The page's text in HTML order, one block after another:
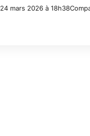
24 mars 2026 à 18h38